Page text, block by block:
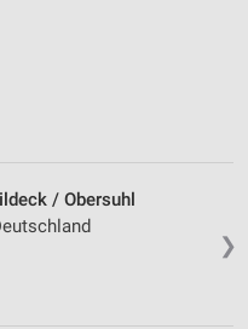
❯
/ Obersuhl